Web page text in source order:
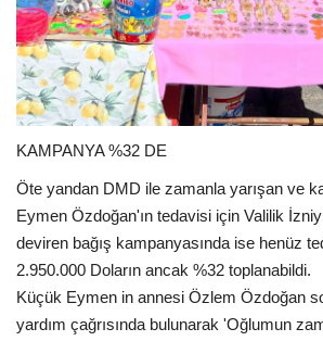
KAMPANYA %32 DE
Öte yandan DMD ile zamanla yarışan ve
Eymen Özdoğan'ın tedavisi için Valilik
deviren bağış kampanyasında ise henüz
2.950.000 Doların ancak %32 toplanabildi.
Küçük Eymen in annesi Özlem Özdoğan
yardım çağrısında bulunarak 'Oğlumun